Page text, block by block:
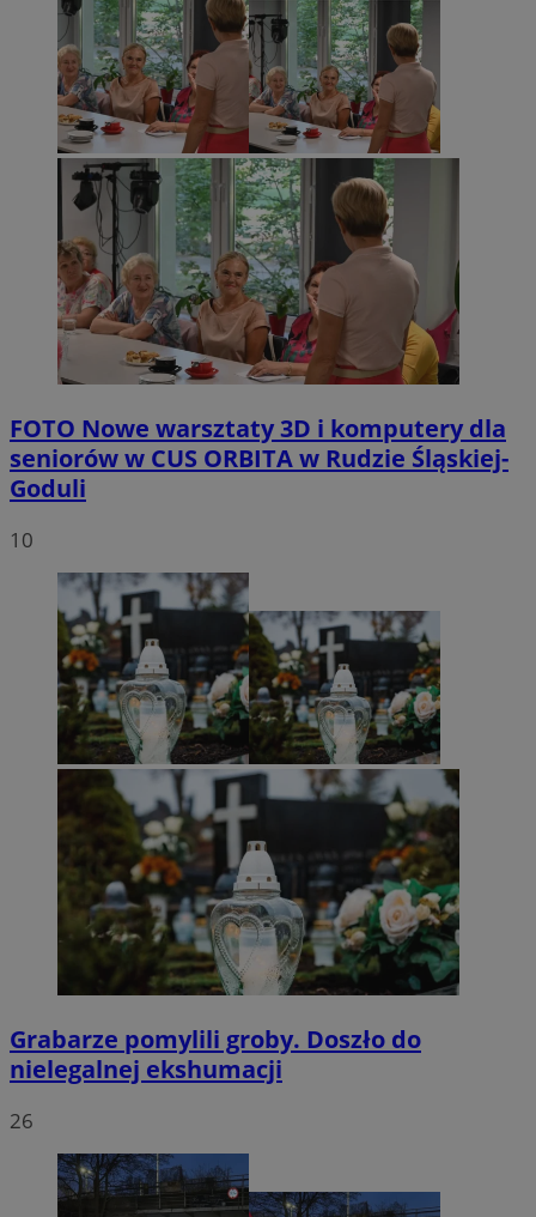
FOTO Nowe warsztaty 3D i komputery dla
seniorów w CUS ORBITA w Rudzie Śląskiej-
Goduli
10
Grabarze pomylili groby. Doszło do
nielegalnej ekshumacji
26